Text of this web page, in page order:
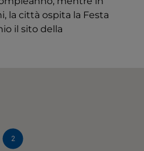
la città ospita la Festa
il sito della
2